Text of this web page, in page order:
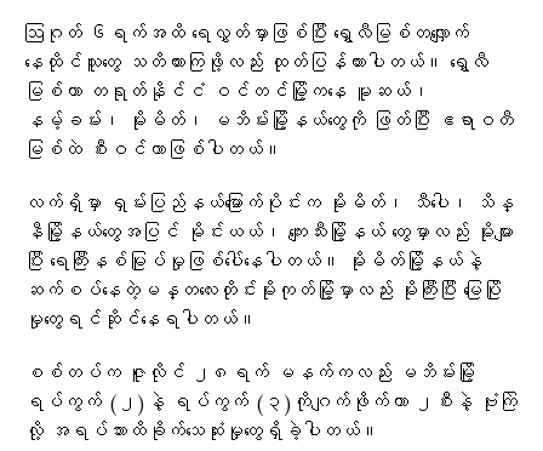
ဩဂုတ် ၆ရက်အထိ ရေလွှတ်မှာဖြစ်ပြီး ရွှေလီမြစ်တလျှောက်
နေထိုင်သူတွေ သတိထားကြဖို့လည်း ထုတ်ပြန်ထားပါတယ်။ ရွှေလီ
မြစ်ဟာ တရုတ်နိုင်ငံ ဝင်တင်မြို့ကနေ မူဆယ်၊
နမ့်ခမ်း၊ မိုးမိတ်၊ မဘိမ်းမြို့နယ်တွေကို ဖြတ်ပြီး ဧရာဝတီ
မြစ်ထဲ စီးဝင်တာဖြစ်ပါတယ်။
လက်ရှိမှာ ရှမ်းပြည်နယ်မြောက်ပိုင်းက မိုးမိတ်၊ သီပေါ၊ သိန္
နီမြို့နယ်တွေအပြင် မိုင်းယယ်၊ ကျေးသီးမြို့နယ်‌ တွေမှာလည်း မိုးများ
ပြီး ရေကြီးနစ်မြုပ်မှုဖြစ်ပေါ်နေပါတယ်။ မိုးမိတ်မြို့နယ်နဲ့
ဆက်စပ်နေတဲ့မန္တလေးတိုင်းမိုးကုတ်မြို့မှာလည်း မိုးကြီးပြီး မြေပြို
မှုတွေရင်ဆိုင်နေရပါတယ်။
စစ်တပ်က ဇူလိုင် ၂၈ရက် မနက်ကလည်း မဘိမ်းမြို့
ရပ်ကွက် (၂)နဲ့ ရပ်ကွက် (၃)ကိုဂျက်ဖိုက်တာ ၂စီးနဲ့ ဗုံးကြဲ
လို့ အရပ်သားထိခိုက်သေဆုံးမှုတွေရှိခဲ့ပါတယ်။